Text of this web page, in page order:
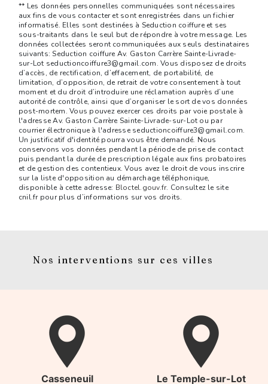
** Les données personnelles communiquées sont nécessaires
aux fins de vous contacter et sont enregistrées dans un fichier
informatisé. Elles sont destinées à Seduction coiffure et ses
sous-traitants dans le seul but de répondre à votre message. Les
données collectées seront communiquées aux seuls destinataires
suivants: Seduction coiffure Av. Gaston Carrère Sainte-Livrade-
sur-Lot seductioncoiffure3@gmail.com. Vous disposez de droits
d’accès, de rectification, d’effacement, de portabilité, de
limitation, d’opposition, de retrait de votre consentement à tout
moment et du droit d’introduire une réclamation auprès d’une
autorité de contrôle, ainsi que d’organiser le sort de vos données
post-mortem. Vous pouvez exercer ces droits par voie postale à
l'adresse Av. Gaston Carrère Sainte-Livrade-sur-Lot ou par
courrier électronique à l'adresse seductioncoiffure3@gmail.com.
Un justificatif d'identité pourra vous être demandé. Nous
conservons vos données pendant la période de prise de contact
puis pendant la durée de prescription légale aux fins probatoires
et de gestion des contentieux. Vous avez le droit de vous inscrire
sur la liste d'opposition au démarchage téléphonique,
disponible à cette adresse: Bloctel.gouv.fr. Consultez le site
cnil.fr pour plus d’informations sur vos droits.
Nos interventions sur ces villes
Casseneuil Le Temple-sur-Lot